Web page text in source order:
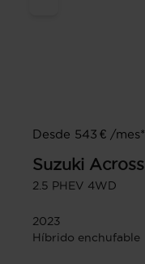
Desde 543 € /mes*
Suzuki Across
2.5 PHEV 4WD
2023
Híbrido enchufable